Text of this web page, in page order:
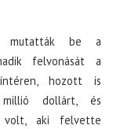
mutatták be a
felvonását a
hozott is
dollárt, és
volt, aki felvette